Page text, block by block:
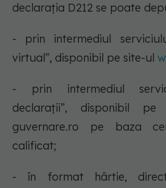
declarația D212 se poate
- prin intermediul
virtual”, disponibil pe site-ul
- prin intermediul
declarații”, disponibil pe
guvernare.ro pe baza
calificat;
- în format hârtie,